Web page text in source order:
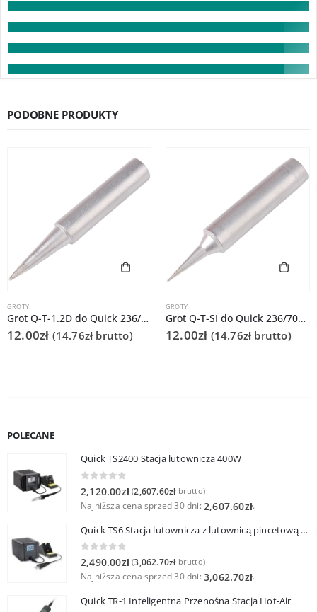
PODOBNE PRODUKTY
GROTY
Grot Q-T-1.2D do Quick 236/706/936A/3104/3102/TS1100
12.00zł (14.76zł brutto)
GROTY
Grot Q-T-SI do Quick 236/706/936A/3104/3102/TS1100
12.00zł (14.76zł brutto)
POLECANE
Quick TS2400 Stacja lutownicza 400W
2,120.00zł (2,607.60złbrutto)
Najniższa cena sprzed 30 dni: 2,607.60zł.
Quick TS6 Stacja lutownicza z lutownicą pincetową 60W
0 out of 5
2,490.00zł (3,062.70złbrutto)
Najniższa cena sprzed 30 dni: 3,062.70zł.
Quick TR-1 Inteligentna Przenośna Stacja Hot-Air